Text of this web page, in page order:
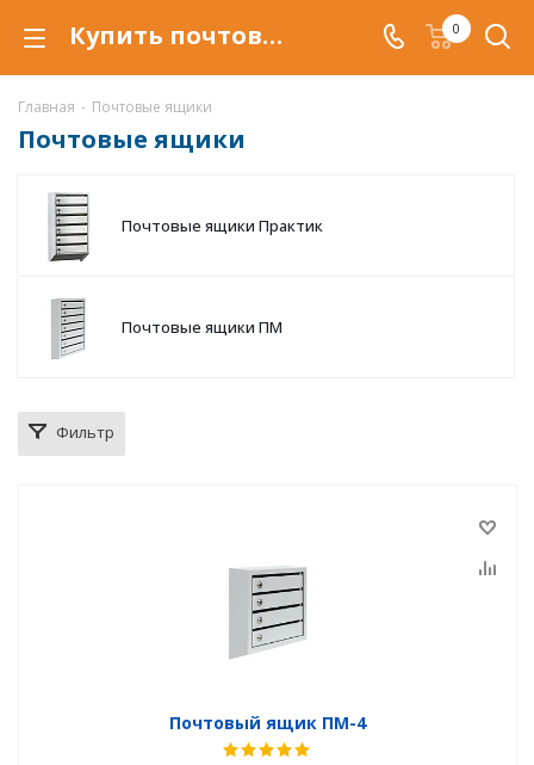
Купить почтовый ящик в подъезд в Тюмени. Металлические многосекционные почтовые ящики для подъездов по низкой цене c доставкой. 0
Главная - Почтовые ящики
Почтовые ящики
Почтовые ящики Практик
Почтовые ящики ПМ
Фильтр
Почтовый ящик ПМ-4